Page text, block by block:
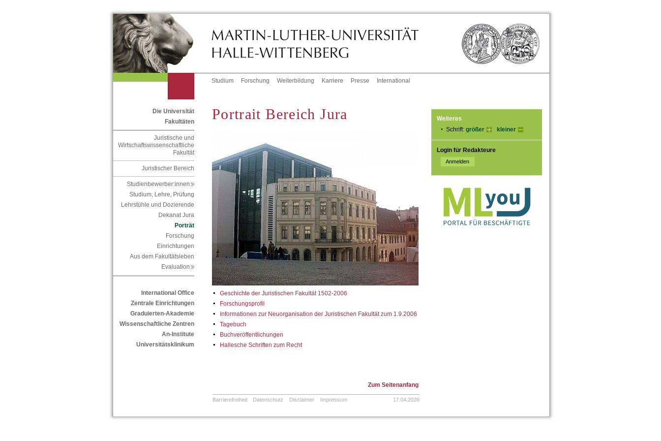
Studium Forschung Weiterbildung Karriere Presse International
Die Universität
Fakultäten
Juristische und
Wirtschaftswissenschaftliche
Fakultät
Juristischer Bereich
Studienbewerber:innen
Studium, Lehre, Prüfung
Lehrstühle und Dozierende
Dekanat Jura
Porträt
Forschung
Einrichtungen
Aus dem Fakultätsleben
Evaluation
International Office
Zentrale Einrichtungen
Graduierten-Akademie
Wissenschaftliche Zentren
An-Institute
Universitätsklinikum
Weiteres
Schrift: größer kleiner
Login für Redakteure
Portrait Bereich Jura
Geschichte der Juristischen Fakultät 1502-2006
Forschungsprofil
Informationen zur Neuorganisation der Juristischen Fakultät zum 1.9.2006
Tagebuch
Buchveröffentlichungen
Hallesche Schriften zum Recht
Zum Seitenanfang
Barrierefreiheit Datenschutz Disclaimer Impressum 17.04.2026